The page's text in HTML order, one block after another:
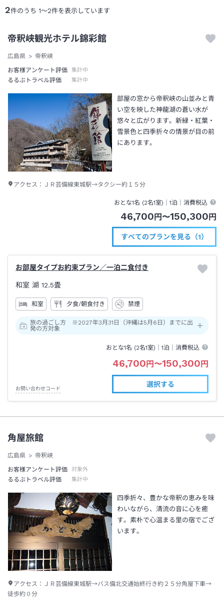
2件のうち 1～2件を表示しています
帝釈峡観光ホテル錦彩館
広島県
帝釈峡
お客様アンケート評価
集計中
るるぶトラベル評価 集計中
部屋の窓から帝釈峡の山並みと青
い空を映した神龍湖の蒼い水が
悠々と広がります。新緑・紅葉・
雪景色と四季折々の情景が目の前
にあります。
アクセス： ＪＲ芸備線東城駅→タクシー約１５分
おとな1名 (2名1室)｜1泊 ｜消費税込
46,700 円 〜150,300 円
すべてのプランを見る（1）
お部屋タイプお約束プラン／一泊二食付き
和室 湖 12.5畳
和室 夕食/朝食付き 禁煙
旅の過ごし方 ※2027年3月31日（沖縄は5月6日）までに出
発の方対象
おとな1名 (2名1室)｜1泊 ｜消費税込
46,700 円 〜150,300 円
お問い合わせコード
選択する
角屋旅館
広島県
帝釈峡
お客様アンケート評価
対象外
るるぶトラベル評価 集計中
四季折々、豊かな帝釈の恵みを味
わいながら、清流の音に心を癒
す。素朴で心温まる里の宿でござ
います。
アクセス： ＪＲ芸備線東城駅→バス備北交通始終行き約２５分角屋下車→
徒歩約０分